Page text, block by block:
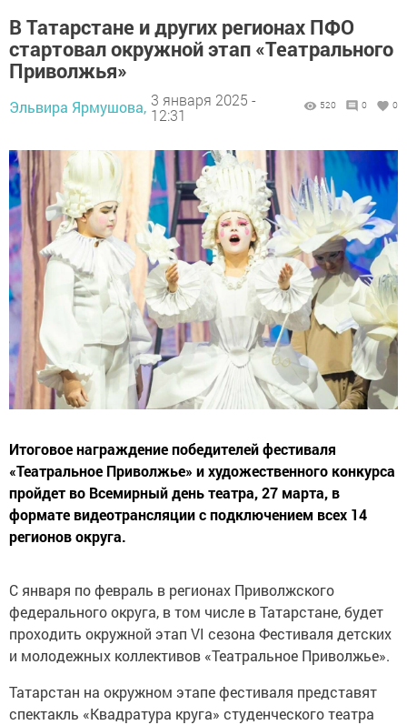
В Татарстане и других регионах ПФО
стартовал окружной этап «Театрального
Приволжья»
Эльвира Ярмушова, 3 января 2025 -
12:31
520 0 0
Итоговое награждение победителей фестиваля
«Театральное Приволжье» и художественного конкурса
пройдет во Всемирный день театра, 27 марта, в
формате видеотрансляции с подключением всех 14
регионов округа.
С января по февраль в регионах Приволжского
федерального округа, в том числе в Татарстане, будет
проходить окружной этап VI сезона Фестиваля детских
и молодежных коллективов «Театральное Приволжье».
Татарстан на окружном этапе фестиваля представят
спектакль «Квадратура круга» студенческого театра